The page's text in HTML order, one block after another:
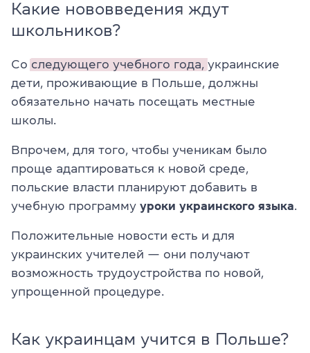
Какие нововведения ждут
школьников?
Со следующего учебного года, украинские
дети, проживающие в Польше, должны
обязательно начать посещать местные
школы.
Впрочем, для того, чтобы ученикам было
проще адаптироваться к новой среде,
польские власти планируют добавить в
учебную программу уроки украинского языка.
Положительные новости есть и для
украинских учителей — они получают
возможность трудоустройства по новой,
упрощенной процедуре.
Как украинцам учится в Польше?